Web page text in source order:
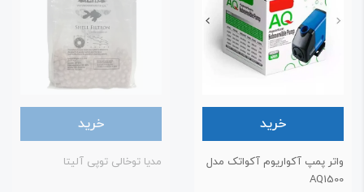
خرید
پمپ آکواریوم آکواتک مدل
خرید
مدیا توخالی توپی آلیتا